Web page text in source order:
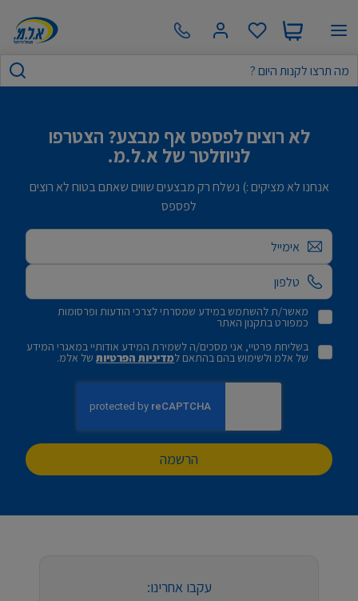
לא רוצים לפספס אף מבצע? הצטרפו
לניוזלטר של א.ל.מ.
אנחנו לא מציקים :) נשלח רק מבצעים שווים שאתם בטוח לא רוצים
לפספס
אימייל
מאשר/ת להשתמש במידע שמסרתי לצרכי הודעות ופרסומות
כמפורט בתקנון האתר
בשליחת פרטיי, אני מסכים/ה לשמירת המידע אודותיי במאגרי המידע
של אלמ ולשימוש בהם בהתאם למדיניות הפרטיותשל אלמ.
הרשמה
עקבו אחרינו: